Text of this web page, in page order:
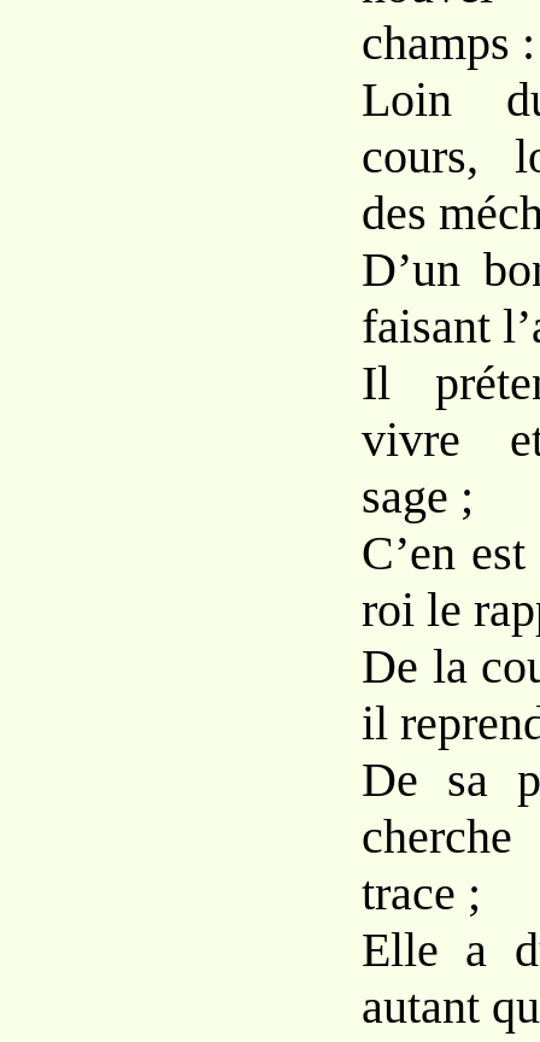
champs :
Loin
cours,
des
D’un
faisant
Il
vivre
sage ;
C’en
roi le
De la
il
De sa
trace ;
Elle a
autant